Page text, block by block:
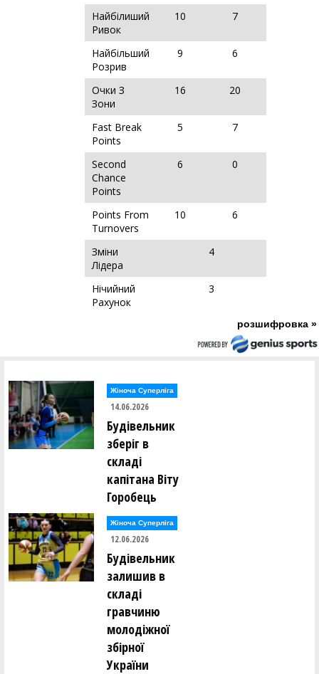
Найбілиший
Ривок
10 7
Найбільший
Розрив
9 6
Очки З
Зони
16 20
Fast Break
Points
5 7
Second
Chance
Points
6 0
Points From
Turnovers
10 6
Зміни
Лідера
4
Нічийний
Рахунок
3
розшифровка »
Жіноча Суперліга
14.06.2026
Будівельник
зберіг в
складі
капітана Віту
Горобець
Жіноча Суперліга
12.06.2026
Будівельник
залишив в
складі
гравчиню
молодіжної
збірної
України